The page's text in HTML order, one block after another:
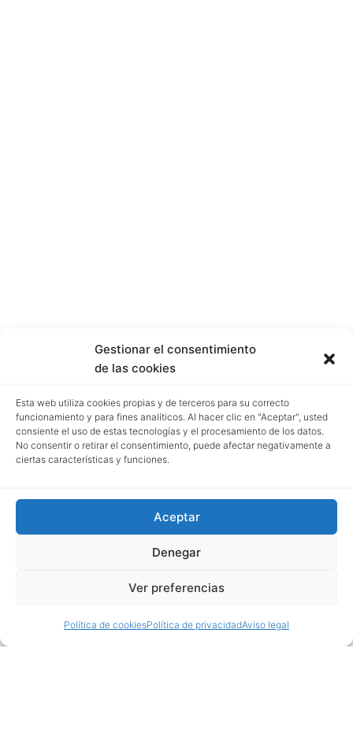
Gestionar el consentimiento
de las cookies
Esta web utiliza cookies propias y de terceros para su correcto
funcionamiento y para fines analíticos. Al hacer clic en "Aceptar", usted
consiente el uso de estas tecnologías y el procesamiento de los datos.
No consentir o retirar el consentimiento, puede afectar negativamente a
ciertas características y funciones.
Aceptar
Denegar
Ver preferencias
Política de cookiesPolítica de privacidadAviso legal